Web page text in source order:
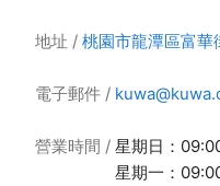
地址 桃園市龍潭區富
電子郵件
營業時間
星期日：
星期一：